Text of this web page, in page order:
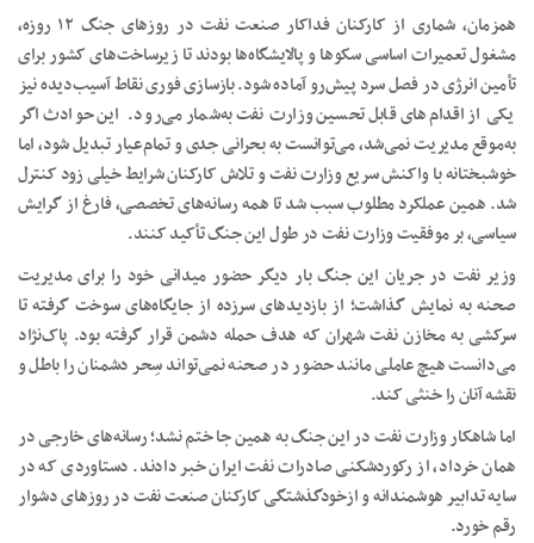
همزمان، شماری از کارکنان فداکار صنعت نفت در روزهای جنگ ۱۲ روزه،
مشغول تعمیرات اساسی سکوها و پالایشگاه‌ها بودند تا زیرساخت‌های کشور برای
تأمین انرژی در فصل سرد پیش‌رو آماده شود. بازسازی فوری نقاط آسیب‌دیده نیز
یکی از اقدام‌های قابل تحسین وزارت نفت به‌شمار می‌رود. این حوادث اگر
به‌موقع مدیریت نمی‌شد، می‌توانست به بحرانی جدی و تمام‌عیار تبدیل شود، اما
خوشبختانه با واکنش سریع وزارت نفت و تلاش کارکنان شرایط خیلی زود کنترل
شد. همین عملکرد مطلوب سبب شد تا همه رسانه‌های تخصصی، فارغ از گرایش
سیاسی، بر موفقیت وزارت نفت در طول این جنگ تأکید کنند.
وزیر نفت در جریان این جنگ بار دیگر حضور میدانی خود را برای مدیریت
صحنه به نمایش گذاشت؛ از بازدیدهای سرزده از جایگاه‌های سوخت گرفته تا
سرکشی به مخازن نفت شهران که هدف حمله دشمن قرار گرفته بود. پاک‌نژاد
می‌دانست هیچ عاملی مانند حضور در صحنه نمی‌تواند سِحر دشمنان را باطل و
نقشه آنان را خنثی کند.
اما شاهکار وزارت نفت در این جنگ به همین جا ختم نشد؛ رسانه‌های خارجی در
همان خرداد، از رکوردشکنی صادرات نفت ایران خبر دادند. دستاوردی که در
سایه تدابیر هوشمندانه و ازخودگذشتگی کارکنان صنعت نفت در روزهای دشوار
رقم خورد.